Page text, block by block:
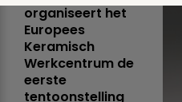
organiseert het
Europees
Keramisch
Werkcentrum de
eerste
tentoonstelling